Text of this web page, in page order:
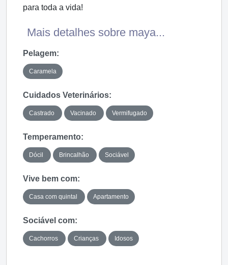
para toda a vida!
Mais detalhes sobre maya...
Pelagem:
Caramela
Cuidados Veterinários:
Castrado Vacinado Vermifugado
Temperamento:
Dócil Brincalhão Sociável
Vive bem com:
Casa com quintal Apartamento
Sociável com:
Cachorros Crianças Idosos